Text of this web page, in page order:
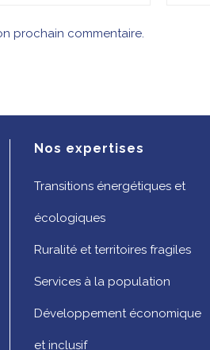
prochain commentaire.
Nos expertises
Transitions énergétiques et
écologiques
Ruralité et territoires fragiles
Services à la population
Développement économique
et inclusif